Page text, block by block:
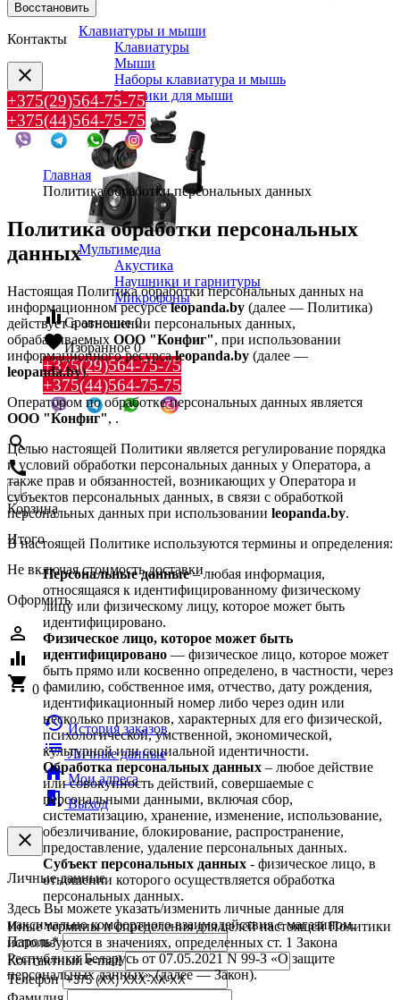
Клавиатуры и мыши
Клавиатуры
Мыши
Наборы клавиатура и мышь
Коврики для мыши
Мультимедиа
Акустика
Наушники и гарнитуры
Микрофоны
equalizerСравнение0
favoriteИзбранное0
+375(29)564-75-75
+375(44)564-75-75
search
call
Корзина
Итого
Не включая стоимость доставки
Оформить
person_outline
equalizer
shopping_cart 0
history История заказов
list Личные данные
home Мои адреса
meeting_room Выход
clear
Личные данные
Здесь Вы можете указать/изменить личные данные для
максимально комфортного взаимодействия с магазином.
Пароль*
Контактный e-mail
Телефон
Воcстановить
Контакты
clear
+375(29)564-75-75
+375(44)564-75-75
Главная
Политика обработки персональных данных
Политика обработки персональных
данных
Настоящая Политика обработки персональных данных на
информационном ресурсеleopanda.by (далее — Политика)
действует в отношении персональных данных,
обрабатываемых ООО "Конфиг", при использовании
информационного ресурсаleopanda.by (далее —
leopanda.by).
Оператором по обработке персональных данных является
ООО "Конфиг", .
Целью настоящей Политики является регулирование порядка
и условий обработки персональных данных у Оператора, а
также прав и обязанностей, возникающих у Оператора и
субъектов персональных данных, в связи с обработкой
персональных данных при использовании leopanda.by.
В настоящей Политике используются термины и определения:
Персональные данные– любая информация,
относящаяся к идентифицированному физическому
лицу или физическому лицу, которое может быть
идентифицировано.
Физическое лицо, которое может быть
идентифицировано — физическое лицо, которое может
быть прямо или косвенно определено, в частности, через
фамилию, собственное имя, отчество, дату рождения,
идентификационный номер либо через один или
несколько признаков, характерных для его физической,
психологической, умственной, экономической,
культурной или социальной идентичности.
Обработка персональных данных – любое действие
или совокупность действий, совершаемые с
персональными данными, включая сбор,
систематизацию, хранение, изменение, использование,
обезличивание, блокирование, распространение,
предоставление, удаление персональных данных.
Субъект персональных данных - физическое лицо, в
отношении которого осуществляется обработка
персональных данных.
Иные термины и определения для целей настоящей Политики
используются в значениях, определенных ст. 1 Закона
Республики Беларусь от 07.05.2021 N 99-З «О защите
персональных данных» (далее — Закон).